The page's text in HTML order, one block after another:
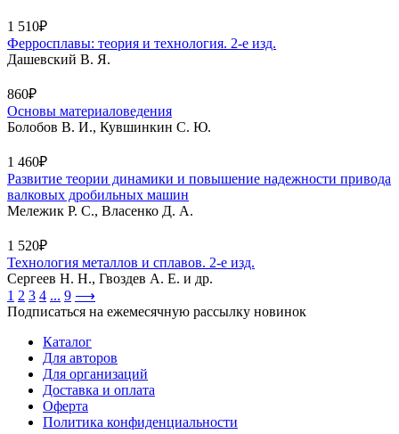
1 510₽
Ферросплавы: теория и технология. 2-е изд.
Дашевский В. Я.
860₽
Основы материаловедения
Болобов В. И., Кувшинкин С. Ю.
1 460₽
Развитие теории динамики и повышение надежности привода
валковых дробильных машин
Мележик Р. С., Власенко Д. А.
1 520₽
Технология металлов и сплавов. 2-е изд.
Сергеев Н. Н., Гвоздев А. Е. и др.
1 2 3 4 ... 9 ⟶
Подписаться на ежемесячную рассылку новинок
Каталог
Для авторов
Для организаций
Доставка и оплата
Оферта
Политика конфиденциальности